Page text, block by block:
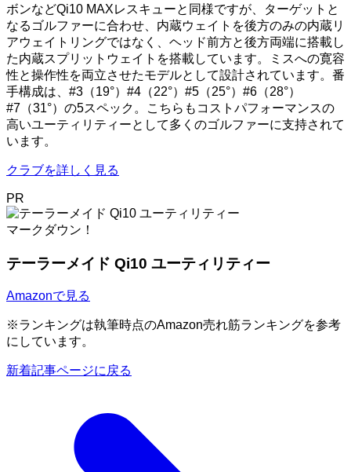
ボンなどQi10 MAXレスキューと同様ですが、ターゲットと
なるゴルファーに合わせ、内蔵ウェイトを後方のみの内蔵リ
アウェイトリングではなく、ヘッド前方と後方両端に搭載し
た内蔵スプリットウェイトを搭載しています。ミスへの寛容
性と操作性を両立させたモデルとして設計されています。番
手構成は、#3（19°）#4（22°）#5（25°）#6（28°）
#7（31°）の5スペック。こちらもコストパフォーマンスの
高いユーティリティーとして多くのゴルファーに支持されて
います。
クラブを詳しく見る
PR
マークダウン！
テーラーメイド Qi10 ユーティリティー
Amazonで見る
※ランキングは執筆時点のAmazon売れ筋ランキングを参考
にしています。
新着記事ページに戻る